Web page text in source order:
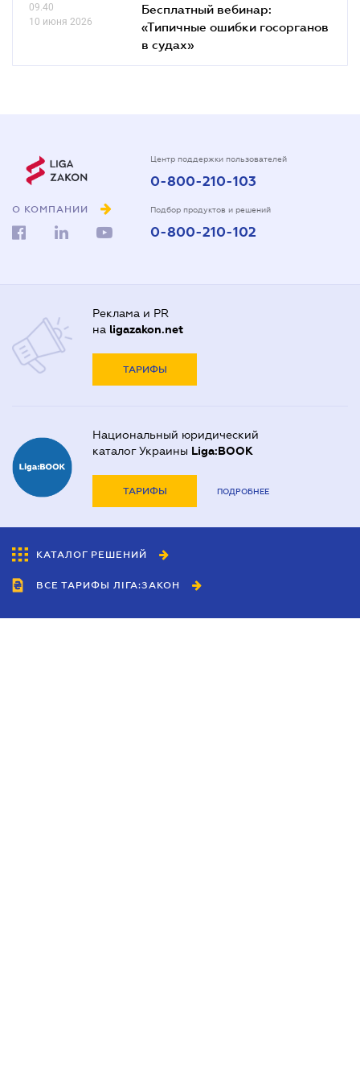
09.40
10 июня 2026
Бесплатный вебинар:
«Типичные ошибки госорганов
в судах»
О КОМПАНИИ
Центр поддержки пользователей
0-800-210-103
Подбор продуктов и решений
0-800-210-102
Реклама и PR
на ligazakon.net
ТАРИФЫ
Национальный юридический
каталог Украины Liga:BOOK
ТАРИФЫ ПОДРОБНЕЕ
КАТАЛОГ РЕШЕНИЙ
ВСЕ ТАРИФЫ ЛІГА:ЗАКОН